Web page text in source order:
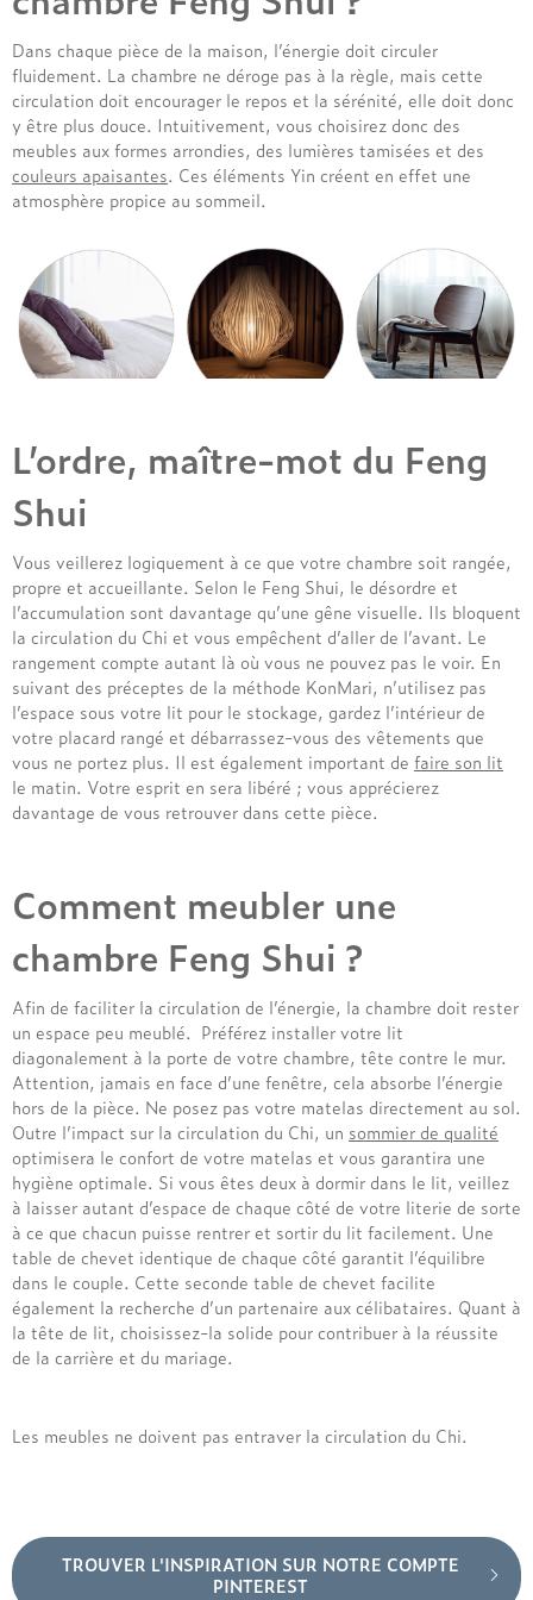
Dans chaque pièce de la maison, l’énergie doit circuler
fluidement. La chambre ne déroge pas à la règle, mais cette
circulation doit encourager le repos et la sérénité, elle doit donc
y être plus douce. Intuitivement, vous choisirez donc des
meubles aux formes arrondies, des lumières tamisées et des
couleurs apaisantes. Ces éléments Yin créent en effet une
atmosphère propice au sommeil.
L’ordre, maître-mot du Feng
Shui
Vous veillerez logiquement à ce que votre chambre soit rangée,
propre et accueillante. Selon le Feng Shui, le désordre et
l’accumulation sont davantage qu’une gêne visuelle. Ils bloquent
la circulation du Chi et vous empêchent d’aller de l’avant. Le
rangement compte autant là où vous ne pouvez pas le voir. En
suivant des préceptes de la méthode KonMari, n’utilisez pas
l’espace sous votre lit pour le stockage, gardez l’intérieur de
votre placard rangé et débarrassez-vous des vêtements que
vous ne portez plus. Il est également important de faire son lit
le matin. Votre esprit en sera libéré ; vous apprécierez
davantage de vous retrouver dans cette pièce.
Comment meubler une
chambre Feng Shui ?
Afin de faciliter la circulation de l’énergie, la chambre doit rester
un espace peu meublé. Préférez installer votre lit
diagonalement à la porte de votre chambre, tête contre le mur.
Attention, jamais en face d’une fenêtre, cela absorbe l’énergie
hors de la pièce. Ne posez pas votre matelas directement au sol.
Outre l’impact sur la circulation du Chi, un sommier de qualité
optimisera le confort de votre matelas et vous garantira une
hygiène optimale. Si vous êtes deux à dormir dans le lit, veillez
à laisser autant d’espace de chaque côté de votre literie de sorte
à ce que chacun puisse rentrer et sortir du lit facilement. Une
table de chevet identique de chaque côté garantit l’équilibre
dans le couple. Cette seconde table de chevet facilite
également la recherche d’un partenaire aux célibataires. Quant à
la tête de lit, choisissez-la solide pour contribuer à la réussite
de la carrière et du mariage.
Les meubles ne doivent pas entraver la circulation du Chi.
TROUVER L'INSPIRATION SUR NOTRE COMPTE
PINTEREST